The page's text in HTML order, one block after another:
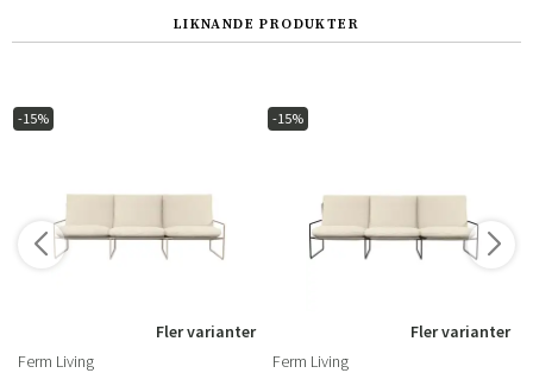
LIKNANDE PRODUKTER
-15%
Fler varianter
Ferm Living
-15%
Fler varianter
Ferm Living